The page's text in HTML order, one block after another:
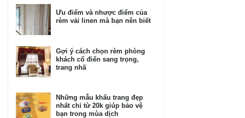
Ưu điểm và nhược điểm của
rèm vải linen mà bạn nên biết
Gợi ý cách chọn rèm phòng
khách cổ điển sang trọng,
trang nhã
Những mẫu khẩu trang đẹp
nhất chỉ từ 20k giúp bảo vệ
bạn trong mùa dịch